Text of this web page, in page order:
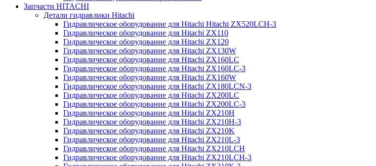
Запчасти HITACHI
Детали гидравлики Hitachi
Гидравлическое оборудование для Hitachi Hitachi ZX520LCH-3
Гидравлическое оборудование для Hitachi ZX110
Гидравлическое оборудование для Hitachi ZX120
Гидравлическое оборудование для Hitachi ZX130W
Гидравлическое оборудование для Hitachi ZX160LC
Гидравлическое оборудование для Hitachi ZX160LC-3
Гидравлическое оборудование для Hitachi ZX160W
Гидравлическое оборудование для Hitachi ZX180LCN-3
Гидравлическое оборудование для Hitachi ZX200LC
Гидравлическое оборудование для Hitachi ZX200LC-3
Гидравлическое оборудование для Hitachi ZX210H
Гидравлическое оборудование для Hitachi ZX210H-3
Гидравлическое оборудование для Hitachi ZX210K
Гидравлическое оборудование для Hitachi ZX210L-3
Гидравлическое оборудование для Hitachi ZX210LCH
Гидравлическое оборудование для Hitachi ZX210LCH-3